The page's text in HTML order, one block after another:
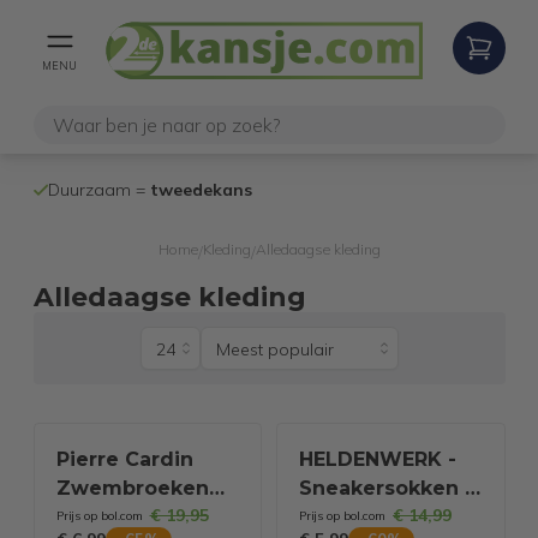
MENU
Duurzaam = tweedekans
Home/ Kleding Alledaagse kleding
Alledaagse kleding
Pierre Cardin
Zwembroeken
Blocked Swim
Prijs op bol.com € 19,95
HELDENWERK -
Sneakersokken &
Sportsokken - 10
Prijs op bol.com € 14,99